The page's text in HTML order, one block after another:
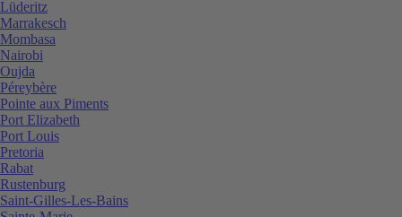
Lüderitz
Marrakesch
Mombasa
Nairobi
Oujda
Péreybère
Pointe aux Piments
Port Elizabeth
Port Louis
Pretoria
Rabat
Rustenburg
Saint-Gilles-Les-Bains